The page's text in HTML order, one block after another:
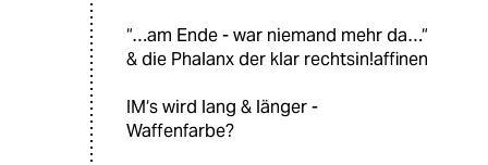
“…am Ende - war niemand mehr da…“
& die Phalanx der klar rechtsin!affinen
IM‘s wird lang & länger -
Waffenfarbe?